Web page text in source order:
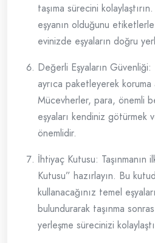
taşıma sürecini
eşyanın olduğunu
evinizde eşyaların doğru
Değerli Eşyaların Güvenliği:
ayrıca paketleyerek koruma
Mücevherler, para, önemli
eşyaları kendiniz götürmek
önemlidir.
İhtiyaç Kutusu: Taşınmanın
Kutusu” hazırlayın. Bu
kullanacağınız temel
bulundurarak taşınma
yerleşme sürecinizi